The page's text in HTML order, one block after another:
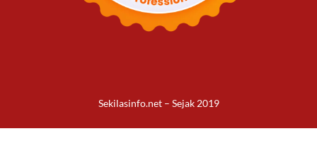
Sekilasinfo.net – Sejak 2019